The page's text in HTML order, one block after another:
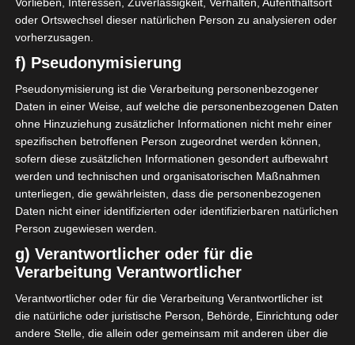
Vorlieben, Interessen, Zuverlässigkeit, Verhalten, Aufenthaltsort
oder Ortswechsel dieser natürlichen Person zu analysieren oder
vorherzusagen.
f) Pseudonymisierung
Pseudonymisierung ist die Verarbeitung personenbezogener
Daten in einer Weise, auf welche die personenbezogenen Daten
ohne Hinzuziehung zusätzlicher Informationen nicht mehr einer
spezifischen betroffenen Person zugeordnet werden können,
sofern diese zusätzlichen Informationen gesondert aufbewahrt
werden und technischen und organisatorischen Maßnahmen
unterliegen, die gewährleisten, dass die personenbezogenen
Daten nicht einer identifizierten oder identifizierbaren natürlichen
Person zugewiesen werden.
g) Verantwortlicher oder für die
Verarbeitung Verantwortlicher
Verantwortlicher oder für die Verarbeitung Verantwortlicher ist
die natürliche oder juristische Person, Behörde, Einrichtung oder
andere Stelle, die allein oder gemeinsam mit anderen über die